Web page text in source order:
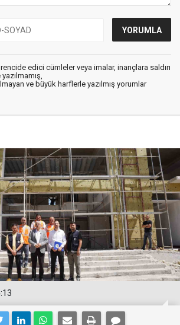
edici cümleler veya imalar, inançlara saldırı
ve büyük harflerle yazılmış yorumlar